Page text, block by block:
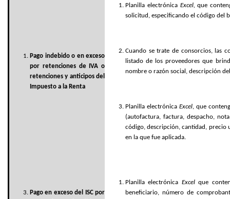
Pago indebido o en exceso
por retenciones de IVA o
retenciones y anticipos del
Impuesto a la Renta
Planilla electrónica Excel, que
solicitud, especificando el código del
Cuando se trate de consorcios, las
listado de los proveedores que
nombre o razón social, descripción
Planilla electrónicaExcel, que
(autofactura, factura, despacho,
código, descripción, cantidad, precio
en la que fue aplicada.
Pago en exceso del ISC por
Planilla electrónica Excelque
beneficiario, número de